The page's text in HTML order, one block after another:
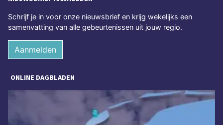
Schrijf je in voor onze nieuwsbrief en krijg wekelijks een
samenvatting van alle gebeurtenissen uit jouw regio.
Aanmelden
ONLINE DAGBLADEN